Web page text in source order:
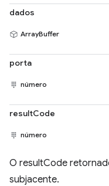
dados
ArrayBuffer
porta
número
resultCode
número
O resultCode
subjacente.